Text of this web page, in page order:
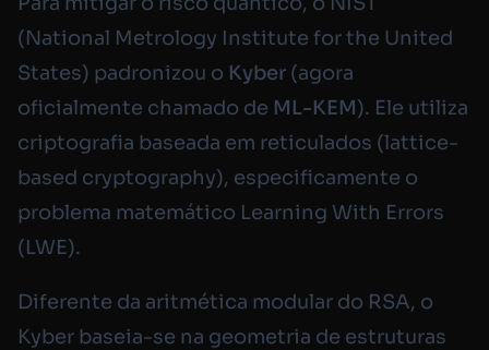
(National Metrology Institute for the United
States) padronizou o Kyber (agora
oficialmente chamado de ML-KEM). Ele utiliza
criptografia baseada em reticulados (lattice-
based cryptography), especificamente o
problema matemático Learning With Errors
(LWE).
Diferente da aritmética modular do RSA, o
Kyber baseia-se na geometria de estruturas